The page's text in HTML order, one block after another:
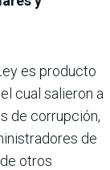
es producto
cual salieron a
de corrupción,
de
otros